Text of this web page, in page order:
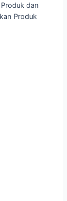
dan
Produk